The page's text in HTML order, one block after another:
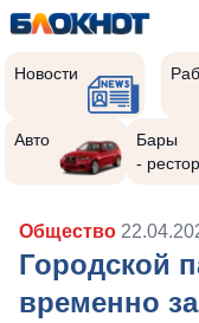
Новости
Авто
Бары
-
Общество
Городской
временно